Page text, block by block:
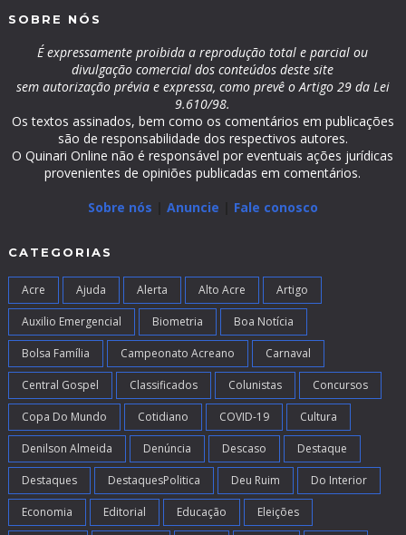
SOBRE NÓS
É expressamente proibida a reprodução total e parcial ou
divulgação comercial dos conteúdos deste site
sem autorização prévia e expressa, como prevê o Artigo 29 da Lei
9.610/98.
Os textos assinados, bem como os comentários em publicações
são de responsabilidade dos respectivos autores.
O Quinari Online não é responsável por eventuais ações jurídicas
provenientes de opiniões publicadas em comentários.
Sobre nós
Anuncie Fale conosco
CATEGORIAS
Acre Ajuda Alerta Alto Acre Artigo
Auxilio Emergencial Biometria Boa Notícia
Bolsa Família Campeonato Acreano Carnaval
Central Gospel Classificados Colunistas Concursos
Copa Do Mundo Cotidiano COVID-19 Cultura
Denilson Almeida Denúncia Descaso Destaque
Destaques DestaquesPolitica Deu Ruim Do Interior
Economia Editorial Educação Eleições